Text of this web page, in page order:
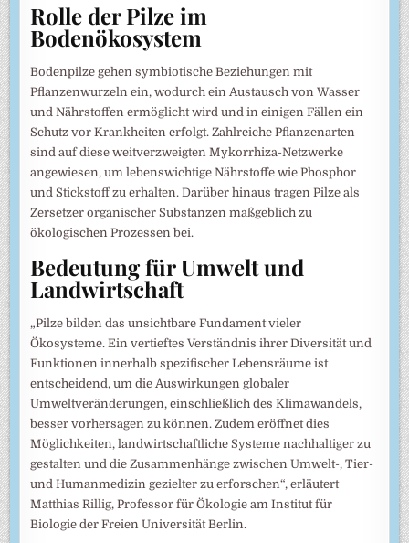
Rolle der Pilze im
Bodenökosystem
Bodenpilze gehen symbiotische Beziehungen mit
Pflanzenwurzeln ein, wodurch ein Austausch von Wasser
und Nährstoffen ermöglicht wird und in einigen Fällen ein
Schutz vor Krankheiten erfolgt. Zahlreiche Pflanzenarten
sind auf diese weitverzweigten Mykorrhiza-Netzwerke
angewiesen, um lebenswichtige Nährstoffe wie Phosphor
und Stickstoff zu erhalten. Darüber hinaus tragen Pilze als
Zersetzer organischer Substanzen maßgeblich zu
ökologischen Prozessen bei.
Bedeutung für Umwelt und
Landwirtschaft
„Pilze bilden das unsichtbare Fundament vieler
Ökosysteme. Ein vertieftes Verständnis ihrer Diversität und
Funktionen innerhalb spezifischer Lebensräume ist
entscheidend, um die Auswirkungen globaler
Umweltveränderungen, einschließlich des Klimawandels,
besser vorhersagen zu können. Zudem eröffnet dies
Möglichkeiten, landwirtschaftliche Systeme nachhaltiger zu
gestalten und die Zusammenhänge zwischen Umwelt-, Tier-
und Humanmedizin gezielter zu erforschen“, erläutert
Matthias Rillig, Professor für Ökologie am Institut für
Biologie der Freien Universität Berlin.